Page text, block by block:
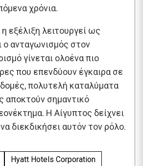
χρόνια.
η εξέλιξη λειτουργεί ως
ο ανταγωνισμός στον
γίνεται ολοένα πιο
που επενδύουν έγκαιρα σε
πολυτελή καταλύματα
αποκτούν σημαντικό
Η Αίγυπτος δείχνει
διεκδικήσει αυτόν τον ρόλο.
Hyatt Hotels Corporation